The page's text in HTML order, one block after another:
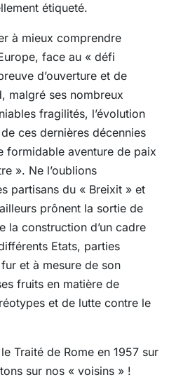
étiqueté.
à mieux comprendre
face au « défi
d’ouverture et de
malgré ses nombreux
fragilités, l’évolution
ces dernières décennies
formidable aventure de paix
». Ne l’oublions
partisans du « Breixit » et
prônent la sortie de
la construction d’un cadre
Etats, parties
et à mesure de son
fruits en matière de
et de lutte contre le
Traité de Rome en 1957 sur
sur nos « voisins » !